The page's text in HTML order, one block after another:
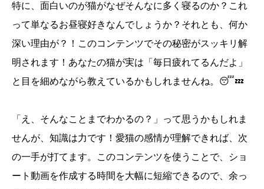
特に、面白いのが猫がなぜそんなに多く寝るのか？これ
って単なるお昼寝好きなんでしょうか？それとも、何か
深い理由が？！このコンテンツでその秘密がスッキリ解
明されます！あなたの猫が実は「毎日疲れてるんだよ」
と目を細めながら教えているかもしれませんね。😴💤
「え、そんなことまでわかるの？」って思うかもしれま
せんが、知識は力です！愛猫の感情が理解できれば、次
の一手が打てます。このコンテンツを使うことで、ショ
ート動画を作成する時間を大幅に短縮できるので、余っ